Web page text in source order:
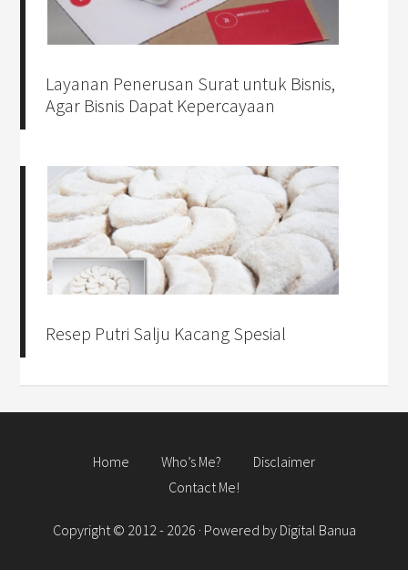
Layanan Penerusan Surat untuk Bisnis,
Agar Bisnis Dapat Kepercayaan
Resep Putri Salju Kacang Spesial
Home Who’s Me?
Disclaimer
Contact Me!
Copyright © 2012 - 2026 · Powered by Digital Banua